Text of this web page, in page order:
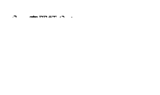
八、實習評分：